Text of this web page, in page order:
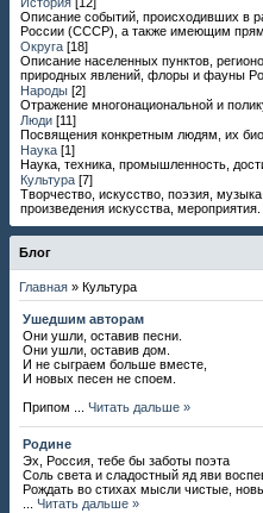
Описание событий, происходивших в
России (СССР), а также имеющим
Округа [18]
Описание населенных пунктов,
природных явлений, флоры и фауны
Народы [2]
Отражение многонациональной и
Люди [11]
Посвящения конкретным людям, их
Наука [1]
Наука, техника, промышленность,
Культура [7]
Творчество, искусство, поэзия,
произведения искусства, мероприятия.
Блог
Главная » Культура
Ушедшим авторам
Они ушли, оставив песни.
Они ушли, оставив дом.
И не сыграем больше вместе,
И новых песен не споем.
Припом
Читать дальше »
Родине
Эх, Россия, тебе бы заботы поэта
Соль света и сладостный яд яви
Рождать во стихах мысли чистые,
Читать дальше »